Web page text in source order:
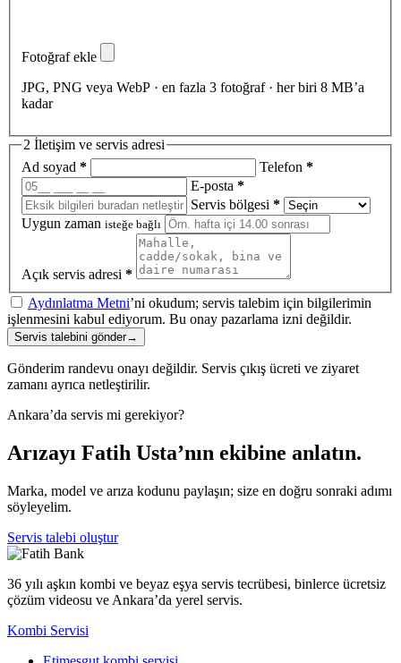
Fotoğraf ekle
JPG, PNG veya WebP · en fazla 3 fotoğraf · her biri 8 MB’a
kadar
2 İletişim ve servis adresi
Ad soyad * Telefon *
E-posta *
Servis bölgesi *
Uygun zaman isteğe bağlı
Açık servis adresi *
Aydınlatma Metni’ni okudum; servis talebim için bilgilerimin
işlenmesini kabul ediyorum. Bu onay pazarlama izni değildir.
Servis talebini gönder→
Gönderim randevu onayı değildir. Servis çıkış ücreti ve ziyaret
zamanı ayrıca netleştirilir.
Ankara’da servis mi gerekiyor?
Arızayı Fatih Usta’nın ekibine anlatın.
Marka, model ve arıza kodunu paylaşın; size en doğru sonraki adımı
söyleyelim.
Servis talebi oluştur
36 yılı aşkın kombi ve beyaz eşya servis tecrübesi, binlerce ücretsiz
çözüm videosu ve Ankara’da yerel servis.
Kombi Servisi